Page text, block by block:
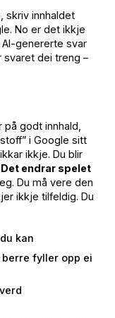
skriv innhaldet
No er det ikkje
AI-genererte svar
dei treng –
på godt innhald,
i Google sitt
ikkje. Du blir
Det endrar spelet
Du må vere den
ikkje tilfeldig. Du
kan
berre fyller opp ei